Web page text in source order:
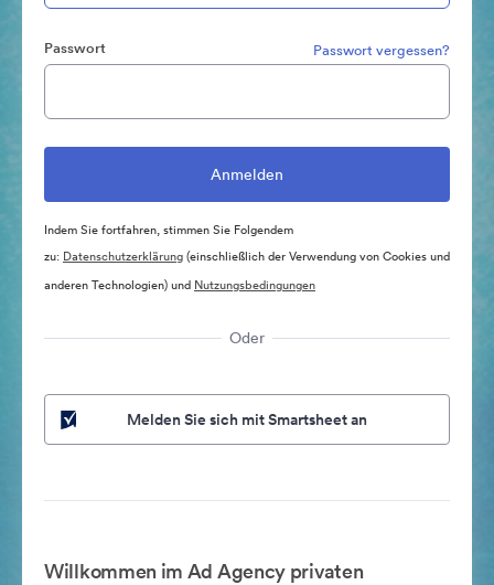
Passwort Passwort vergessen?
Indem Sie fortfahren, stimmen Sie Folgendem
zu: Datenschutzerklärung(einschließlich der Verwendung von Cookies und
anderen Technologien) und Nutzungsbedingungen
Oder
Melden Sie sich mit Smartsheet an
Willkommen im Ad Agency privaten